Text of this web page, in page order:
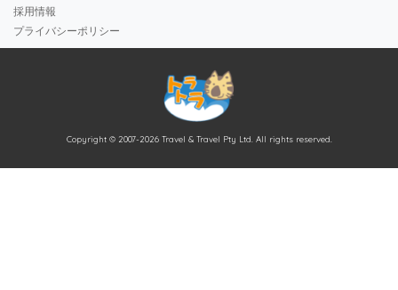
採用情報
プライバシーポリシー
Copyright © 2007-2026 Travel & Travel Pty Ltd. All rights reserved.